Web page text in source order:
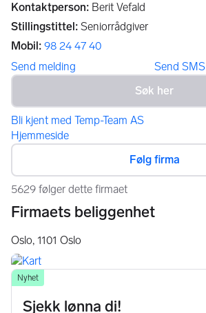
Kontaktperson: Berit Vefald
Stillingstittel: Seniorrådgiver
Mobil: 98 24 47 40
Send melding
Send SMS
Bli kjent med Temp-Team AS
Hjemmeside
Følg firma
5629 følger dette firmaet
Firmaets beliggenhet
Oslo, 1101 Oslo